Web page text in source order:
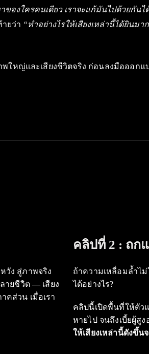
องใครคนเดียว เราจะแก้มันไปด้วยกันไ
ยว่า “ทำอย่างไรให้เสียงเหล่านี้ได้ยินมา
ใหญ่และเสียงชีวิตจริง ก่อนลงมือออก
วัง สู่ภาพจริง
ายชีวิต — เสียง
คส่วน เมื่อเรา
คลิปที่ 2 : ถก
ถ้าความเหลื่อมล้ำไ
ได้อย่างไร?
คลิปนี้เปิดพื้นที่ให้ตัว
หายไป จนถึงเบี้ยผู้สู
ให้เสียงเหล่านี้ดังขึ้น